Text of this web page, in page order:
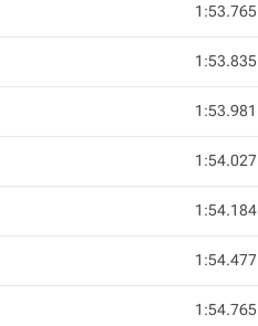
1:53.765
1:53.835
1:53.981
1:54.027
1:54.184
1:54.477
1:54.765